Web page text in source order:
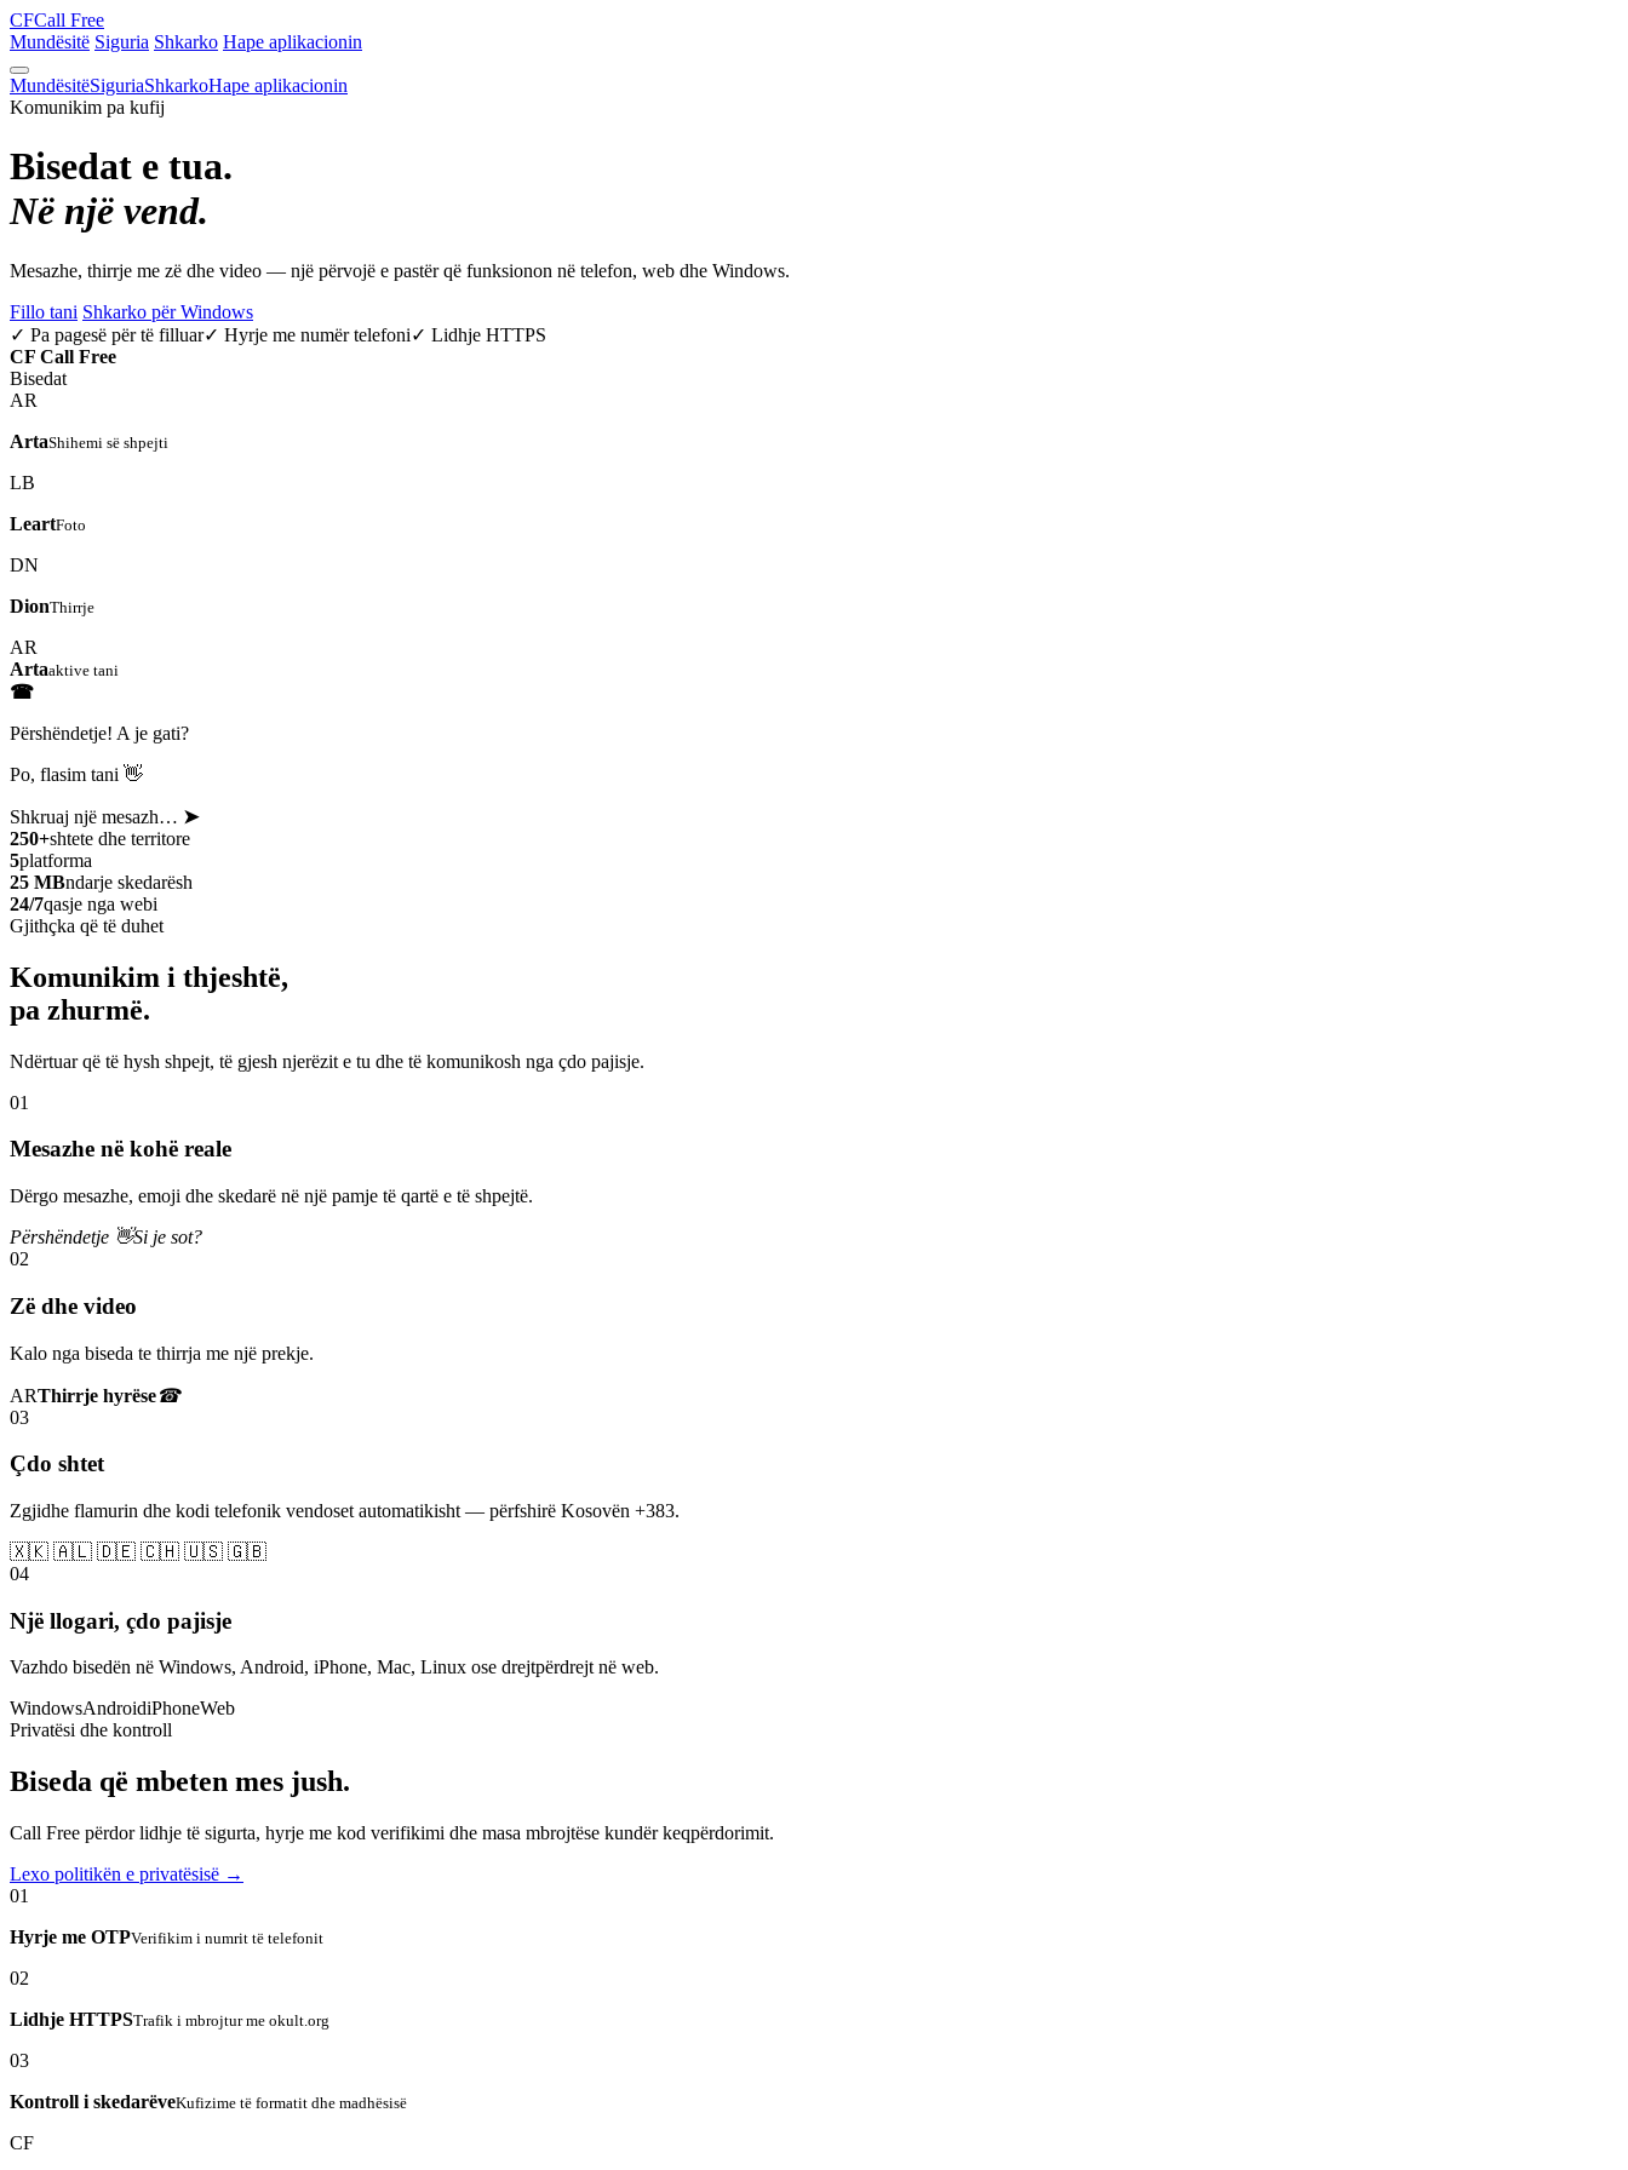
CFCall Free
Mundësitë Siguria Shkarko Hape aplikacionin
MundësitëSiguriaShkarkoHape aplikacionin
Komunikim pa kufij
Bisedat e tua.
Në një vend.
Mesazhe, thirrje me zë dhe video — një përvojë e pastër që funksionon në telefon, web dhe Windows.
Fillo tani Shkarko për Windows
✓ Pa pagesë për të filluar✓ Hyrje me numër telefoni✓ Lidhje HTTPS
CF Call Free
Bisedat
AR
ArtaShihemi së shpejti
LB
LeartFoto
DN
DionThirrje
AR
Artaaktive tani
☎
Përshëndetje! A je gati?
Po, flasim tani 👋
Shkruaj një mesazh… ➤
250+shtete dhe territore
5platforma
25 MBndarje skedarësh
24/7qasje nga webi
Gjithçka që të duhet
Komunikim i thjeshtë,
pa zhurmë.
Ndërtuar që të hysh shpejt, të gjesh njerëzit e tu dhe të komunikosh nga çdo pajisje.
01
Mesazhe në kohë reale
Dërgo mesazhe, emoji dhe skedarë në një pamje të qartë e të shpejtë.
Përshëndetje 👋Si je sot?
02
Zë dhe video
Kalo nga biseda te thirrja me një prekje.
ARThirrje hyrëse☎
03
Çdo shtet
Zgjidhe flamurin dhe kodi telefonik vendoset automatikisht — përfshirë Kosovën +383.
🇽🇰 🇦🇱 🇩🇪 🇨🇭 🇺🇸 🇬🇧
04
Një llogari, çdo pajisje
Vazhdo bisedën në Windows, Android, iPhone, Mac, Linux ose drejtpërdrejt në web.
WindowsAndroidiPhoneWeb
Privatësi dhe kontroll
Biseda që mbeten mes jush.
Call Free përdor lidhje të sigurta, hyrje me kod verifikimi dhe masa mbrojtëse kundër keqpërdorimit.
Lexo politikën e privatësisë →
01
Hyrje me OTPVerifikim i numrit të telefonit
02
Lidhje HTTPSTrafik i mbrojtur me okult.org
03
Kontroll i skedarëveKufizime të formatit dhe madhësisë
CF